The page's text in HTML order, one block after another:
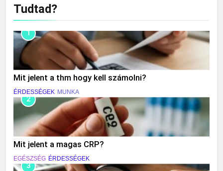
Tudtad?
1
Mit jelent a thm hogy kell számolni?
ÉRDESSÉGEK MUNKA
2
Mit jelent a magas CRP?
EGÉSZSÉG ÉRDESSÉGEK
3